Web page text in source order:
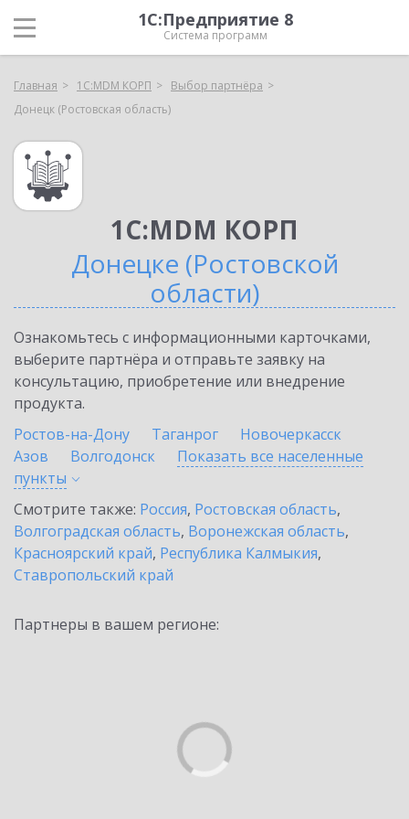
1С:Предприятие 8
Система программ
Главная 1С:MDM КОРП
Выбор партнёра
Донецк (Ростовская область)
1С:MDM КОРП
Донецке (Ростовской
области)
Ознакомьтесь с информационными карточками,
выберите партнёра и отправьте заявку на
консультацию, приобретение или внедрение
продукта.
Ростов-на-Дону
Таганрог
Новочеркасск
Азов
Волгодонск
Показать все населенные
пункты
Смотрите также: Россия, Ростовская область,
Волгоградская область, Воронежская область,
Красноярский край, Республика Калмыкия,
Ставропольский край
Партнеры в вашем регионе: